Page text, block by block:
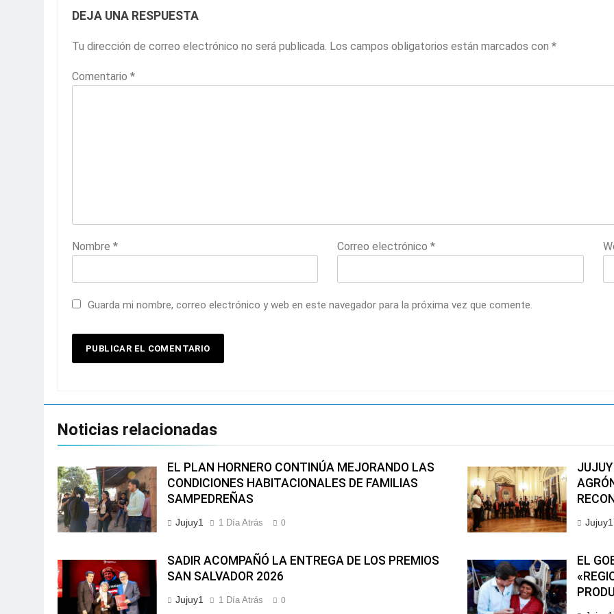
DEJA UNA RESPUESTA
Tu dirección de correo electrónico no será publicada. Los campos obligatorios están marcados con *
Comentario *
Nombre * Correo electrónico*
Guarda mi nombre, correo electrónico y web en este navegador para la próxima vez que comente.
Noticias relacionadas
EL PLAN HORNERO CONTINÚA MEJORANDO LAS
CONDICIONES HABITACIONALES DE FAMILIAS
SAMPEDREÑAS
Jujuy1 1 Día Atrás 0 Jujuy1
SADIR ACOMPAÑÓ LA ENTREGA DE LOS PREMIOS
SAN SALVADOR 2026
Jujuy1 1 Día Atrás 0
EL